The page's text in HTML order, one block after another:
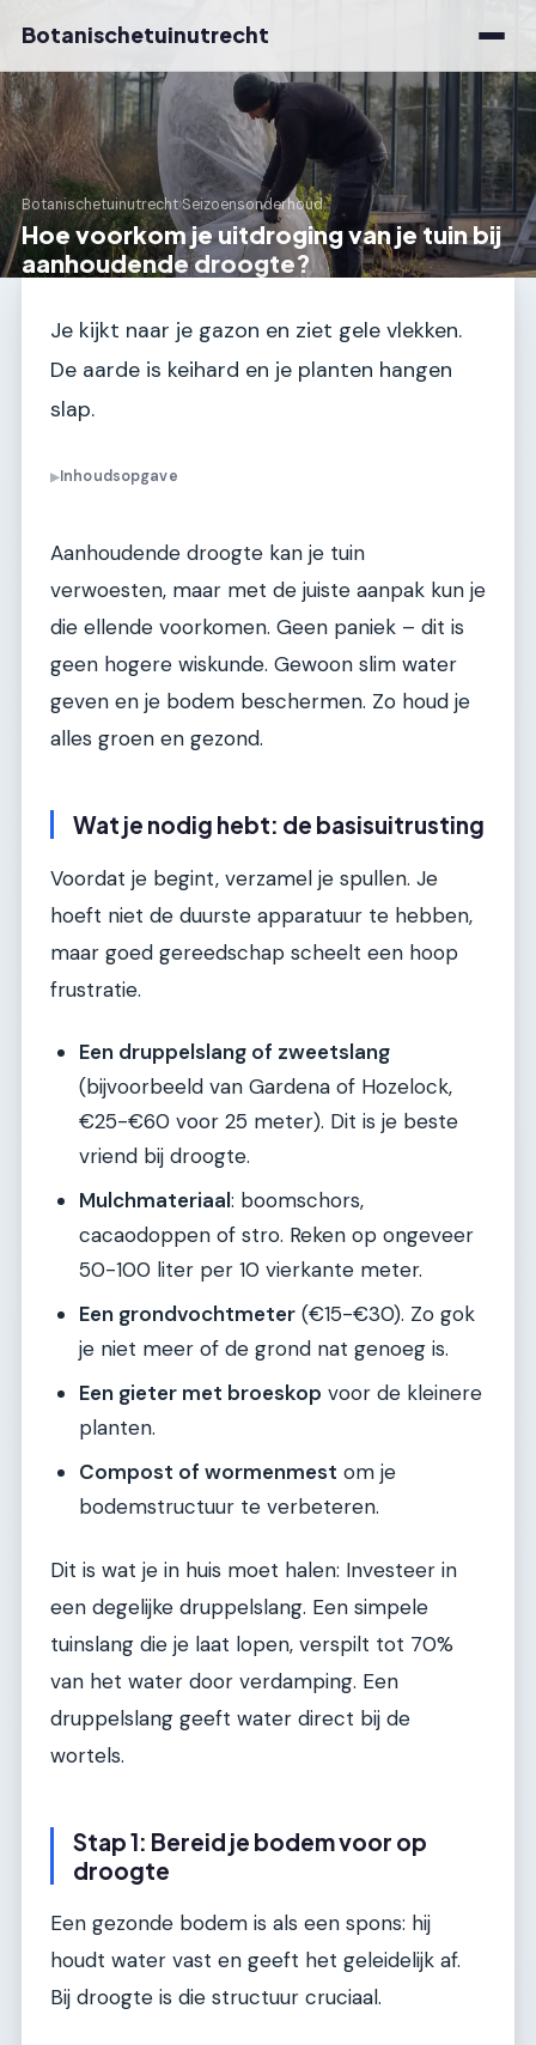
Botanischetuinutrecht
Botanischetuinutrecht›Seizoensonderhoud
Hoe voorkom je uitdroging van je tuin bij
aanhoudende droogte?
Je kijkt naar je gazon en ziet gele vlekken.
De aarde is keihard en je planten hangen
slap.
▶Inhoudsopgave
Aanhoudende droogte kan je tuin
verwoesten, maar met de juiste aanpak kun je
die ellende voorkomen. Geen paniek – dit is
geen hogere wiskunde. Gewoon slim water
geven en je bodem beschermen. Zo houd je
alles groen en gezond.
Wat je nodig hebt: de basisuitrusting
Voordat je begint, verzamel je spullen. Je
hoeft niet de duurste apparatuur te hebben,
maar goed gereedschap scheelt een hoop
frustratie.
Een druppelslang of zweetslang
(bijvoorbeeld van Gardena of Hozelock,
€25-€60 voor 25 meter). Dit is je beste
vriend bij droogte.
Mulchmateriaal: boomschors,
cacaodoppen of stro. Reken op ongeveer
50-100 liter per 10 vierkante meter.
Een grondvochtmeter (€15-€30). Zo gok
je niet meer of de grond nat genoeg is.
Een gieter met broeskop voor de kleinere
planten.
Compost of wormenmest om je
bodemstructuur te verbeteren.
Dit is wat je in huis moet halen: Investeer in
een degelijke druppelslang. Een simpele
tuinslang die je laat lopen, verspilt tot 70%
van het water door verdamping. Een
druppelslang geeft water direct bij de
wortels.
Stap 1: Bereid je bodem voor op
droogte
Een gezonde bodem is als een spons: hij
houdt water vast en geeft het geleidelijk af.
Bij droogte is die structuur cruciaal.